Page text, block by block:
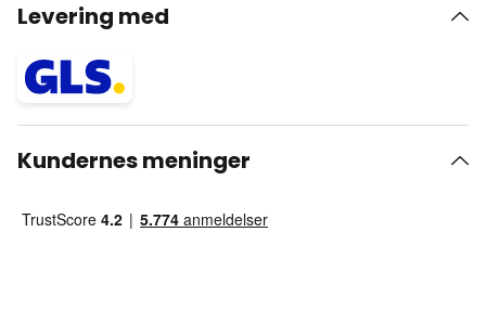
Levering med
Kundernes meninger